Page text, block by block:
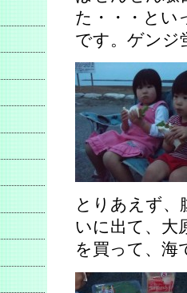
た・・・とい
です。ゲンジ
とりあえず、
いに出て、大
を買って、海